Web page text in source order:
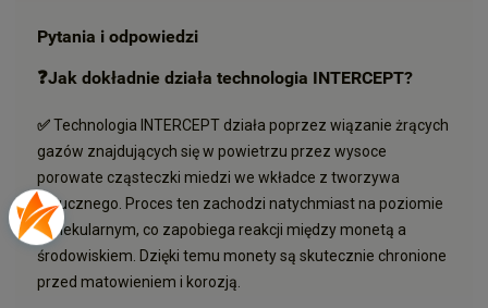
Pytania i odpowiedzi
❓Jak dokładnie działa technologia INTERCEPT?
✅Technologia INTERCEPT działa poprzez wiązanie żrących
gazów znajdujących się w powietrzu przez wysoce
porowate cząsteczki miedzi we wkładce z tworzywa
sztucznego. Proces ten zachodzi natychmiast na poziomie
molekularnym, co zapobiega reakcji między monetą a
środowiskiem. Dzięki temu monety są skutecznie chronione
przed matowieniem i korozją.